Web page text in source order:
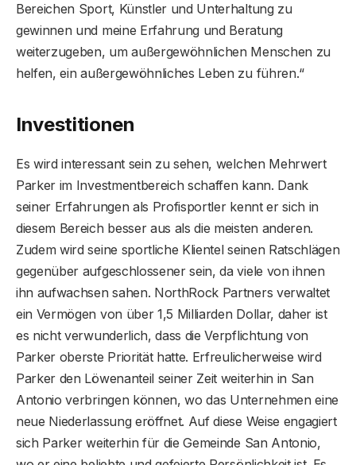
Bereichen Sport, Künstler und Unterhaltung zu
gewinnen und meine Erfahrung und Beratung
weiterzugeben, um außergewöhnlichen Menschen zu
helfen, ein außergewöhnliches Leben zu führen.“
Investitionen
Es wird interessant sein zu sehen, welchen Mehrwert
Parker im Investmentbereich schaffen kann. Dank
seiner Erfahrungen als Profisportler kennt er sich in
diesem Bereich besser aus als die meisten anderen.
Zudem wird seine sportliche Klientel seinen Ratschlägen
gegenüber aufgeschlossener sein, da viele von ihnen
ihn aufwachsen sahen. NorthRock Partners verwaltet
ein Vermögen von über 1,5 Milliarden Dollar, daher ist
es nicht verwunderlich, dass die Verpflichtung von
Parker oberste Priorität hatte. Erfreulicherweise wird
Parker den Löwenanteil seiner Zeit weiterhin in San
Antonio verbringen können, wo das Unternehmen eine
neue Niederlassung eröffnet. Auf diese Weise engagiert
sich Parker weiterhin für die Gemeinde San Antonio,